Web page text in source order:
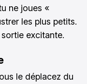
ne joues «
les plus petits.
excitante.
le déplacez du